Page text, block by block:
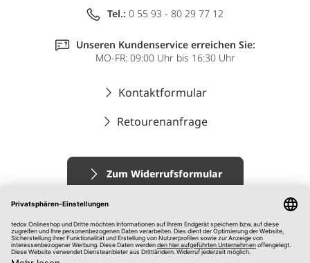
Tel.: 0 55 93 - 80 29 77 12
Unseren Kundenservice erreichen Sie:
MO-FR: 09:00 Uhr bis 16:30 Uhr
Kontaktformular
Retourenanfrage
Zum Widerrufsformular
Impressum
AGB